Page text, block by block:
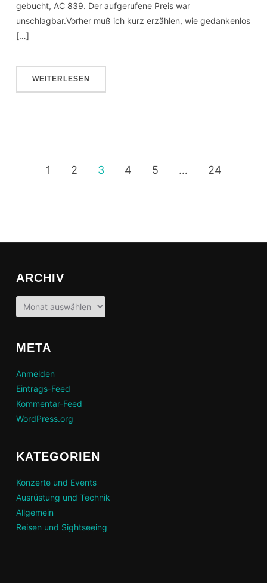
gebucht, AC 839. Der aufgerufene Preis war
unschlagbar.Vorher muß ich kurz erzählen, wie gedankenlos
[…]
WEITERLESEN
1 2 3 4 5 … 24
ARCHIV
Archiv
META
Anmelden
Eintrags-Feed
Kommentar-Feed
WordPress.org
KATEGORIEN
Konzerte und Events
Ausrüstung und Technik
Allgemein
Reisen und Sightseeing